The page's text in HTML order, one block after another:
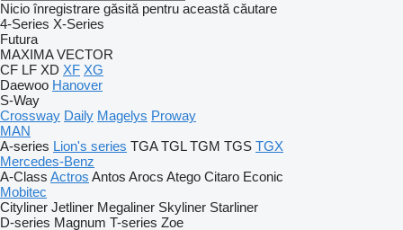
Nicio înregistrare găsită pentru această căutare
4-Series X-Series
Futura
MAXIMA VECTOR
CF LF XD XF XG
Daewoo Hanover
S-Way
Crossway Daily Magelys Proway
MAN
A-series Lion's series TGA TGL TGM TGS TGX
Mercedes-Benz
A-Class Actros Antos Arocs Atego Citaro Econic
Mobitec
Cityliner Jetliner Megaliner Skyliner Starliner
D-series Magnum T-series Zoe